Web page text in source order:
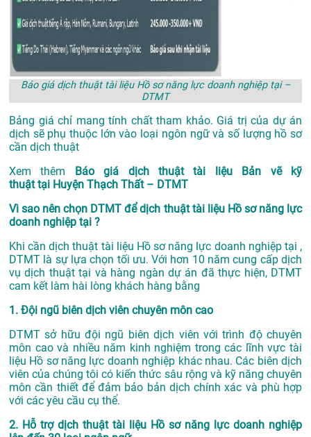
Báo giá dịch thuật tài liệu Hồ sơ năng lực doanh nghiệp tại –
DTMT
Bảng giá chỉ mang tính chất tham khảo. Giá trị của dự án
dịch sẽ phụ thuộc lớn vào loại ngôn ngữ và số lượng hồ sơ
cần dịch thuật
Xem thêm
Báo giá dịch thuật tài liệu Bản vẽ kỹ
thuật tại Huyện Thạch Thất – DTMT
Vì sao nên chọn DTMT để dịch thuật tài liệu Hồ sơ năng lực
doanh nghiệp tại ?
Khi cần dịch thuật tài liệu Hồ sơ năng lực doanh nghiệp tại ,
DTMT là sự lựa chọn tối ưu. Với hơn 10 năm cung cấp dịch
vụdịch thuật tại và hàng ngàn dự án đã thực hiện, DTMT
cam kết làm hài lòng khách hàng bằng
1. Đội ngũ biên dịch viên chuyên môn cao
DTMT sở hữu đội ngũ biên dịch viên với trình độ chuyên
môn cao và nhiều năm kinh nghiệm trong các lĩnh vực tài
liệu Hồ sơ năng lực doanh nghiệp khác nhau. Các biên dịch
viên của chúng tôi có kiến thức sâu rộng và kỹ năng chuyên
môn cần thiết để đảm bảo bản dịch chính xác và phù hợp
với các yêu cầu cụ thể.
2. Hỗ trợ dịch thuật tài liệu Hồ sơ năng lực doanh nghiệp